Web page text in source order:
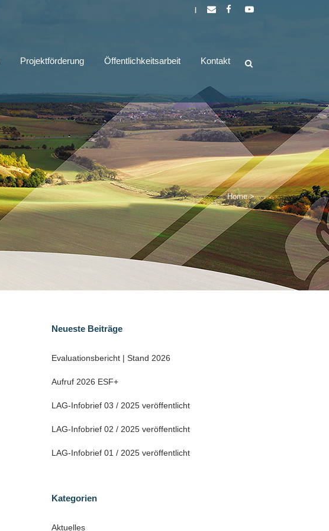
|
Projektförderung Öffentlichkeitsarbeit Kontakt
Home>
Neueste Beiträge
Evaluationsbericht | Stand 2026
Aufruf 2026 ESF+
LAG-Infobrief 03 / 2025 veröffentlicht
LAG-Infobrief 02 / 2025 veröffentlicht
LAG-Infobrief 01 / 2025 veröffentlicht
Kategorien
Aktuelles